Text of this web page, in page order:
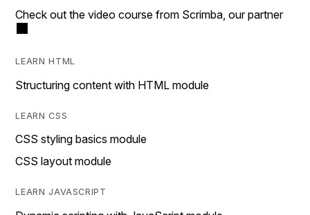
Check out the video course from Scrimba, our partner
LEARN HTML
Structuring content with HTML module
LEARN CSS
CSS styling basics module
CSS layout module
LEARN JAVASCRIPT